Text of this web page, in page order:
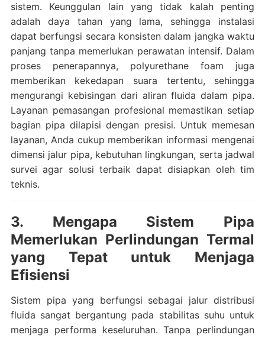
sistem. Keunggulan lain yang tidak kalah penting
adalah daya tahan yang lama, sehingga instalasi
dapat berfungsi secara konsisten dalam jangka waktu
panjang tanpa memerlukan perawatan intensif. Dalam
proses penerapannya, polyurethane foam juga
memberikan kekedapan suara tertentu, sehingga
mengurangi kebisingan dari aliran fluida dalam pipa.
Layanan pemasangan profesional memastikan setiap
bagian pipa dilapisi dengan presisi. Untuk memesan
layanan, Anda cukup memberikan informasi mengenai
dimensi jalur pipa, kebutuhan lingkungan, serta jadwal
survei agar solusi terbaik dapat disiapkan oleh tim
teknis.
3. Mengapa Sistem Pipa
Memerlukan Perlindungan Termal
yang Tepat untuk Menjaga
Efisiensi
Sistem pipa yang berfungsi sebagai jalur distribusi
fluida sangat bergantung pada stabilitas suhu untuk
menjaga performa keseluruhan. Tanpa perlindungan